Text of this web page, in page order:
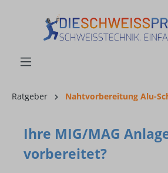
Ratgeber Nahtvorbereitung Alu-
Ihre MIG/MAG
vorbereitet?